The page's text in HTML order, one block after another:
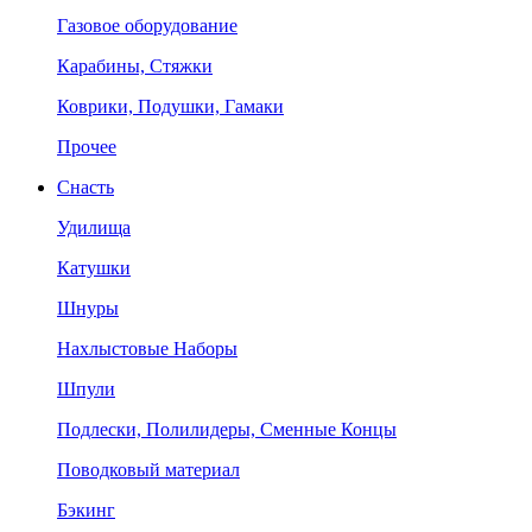
Газовое оборудование
Карабины, Стяжки
Коврики, Подушки, Гамаки
Прочее
Снасть
Удилища
Катушки
Шнуры
Нахлыстовые Наборы
Шпули
Подлески, Полилидеры, Сменные Концы
Поводковый материал
Бэкинг